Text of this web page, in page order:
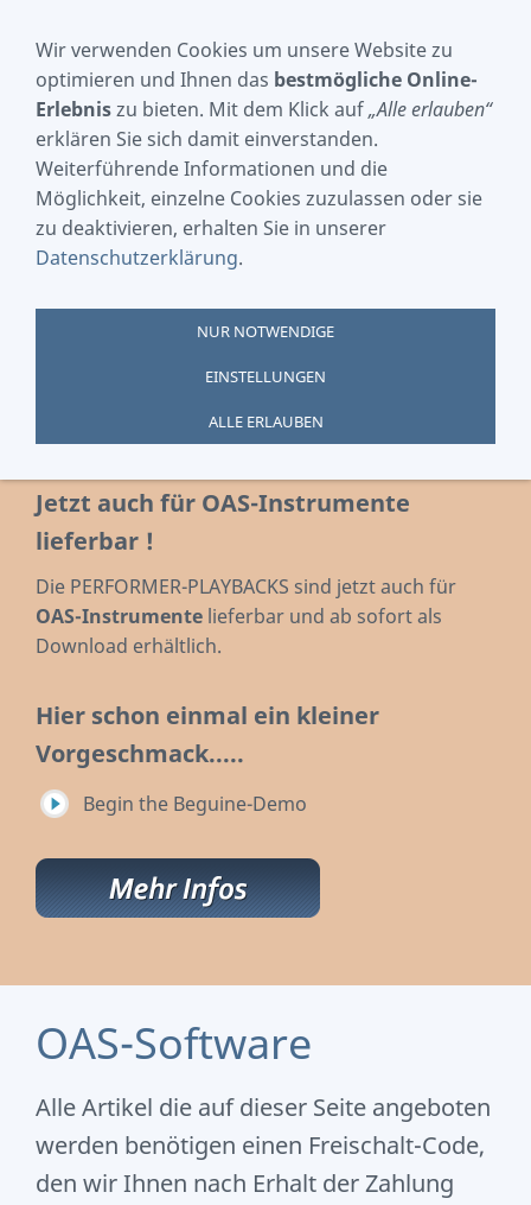
NAVIGATION EINBLENDEN
Jetzt auch für OAS-Instrumente
lieferbar !
Die PERFORMER-PLAYBACKS sind jetzt auch für
OAS-Instrumente lieferbar und ab sofort als
Download erhältlich.
Hier schon einmal ein kleiner
Vorgeschmack.....
Begin the Beguine-Demo
OAS-Software
Alle Artikel die auf dieser Seite angeboten
werden benötigen einen Freischalt-Code,
den wir Ihnen nach Erhalt der Zahlung
Wir verwenden Cookies um unsere Website zu
optimieren und Ihnen das bestmögliche Online-
Erlebniszu bieten. Mit dem Klick auf„Alle erlauben“
erklären Sie sich damit einverstanden.
Weiterführende Informationen und die
Möglichkeit, einzelne Cookies zuzulassen oder sie
zu deaktivieren, erhalten Sie in unserer
Datenschutzerklärung.
NUR NOTWENDIGE
EINSTELLUNGEN
ALLE ERLAUBEN